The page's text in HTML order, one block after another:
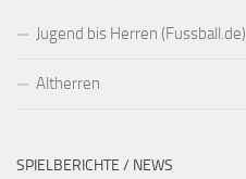
Jugend bis Herren (Fussball.de)
Altherren
SPIELBERICHTE / NEWS